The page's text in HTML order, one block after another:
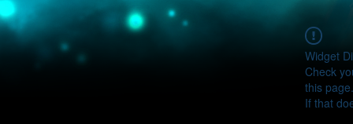
Widget
Check
this page.
If that